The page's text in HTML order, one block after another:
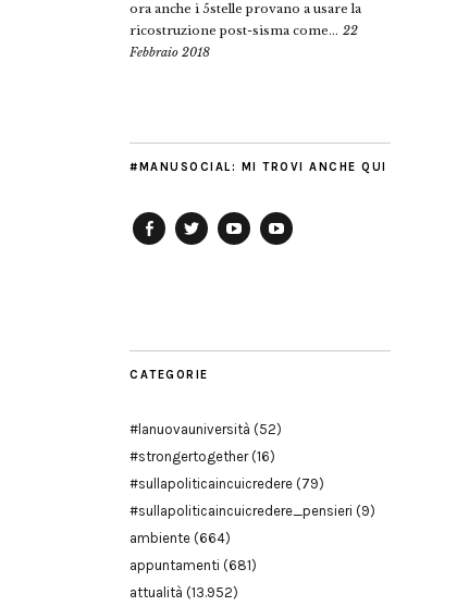
ora anche i 5stelle provano a usare la
ricostruzione post-sisma come... 22
Febbraio 2018
#MANUSOCIAL: MI TROVI ANCHE QUI
CATEGORIE
#lanuovauniversità (52)
#strongertogether(16)
#sullapoliticaincuicredere (79)
#sullapoliticaincuicredere_pensieri (9)
ambiente (664)
appuntamenti (681)
attualità (13.952)